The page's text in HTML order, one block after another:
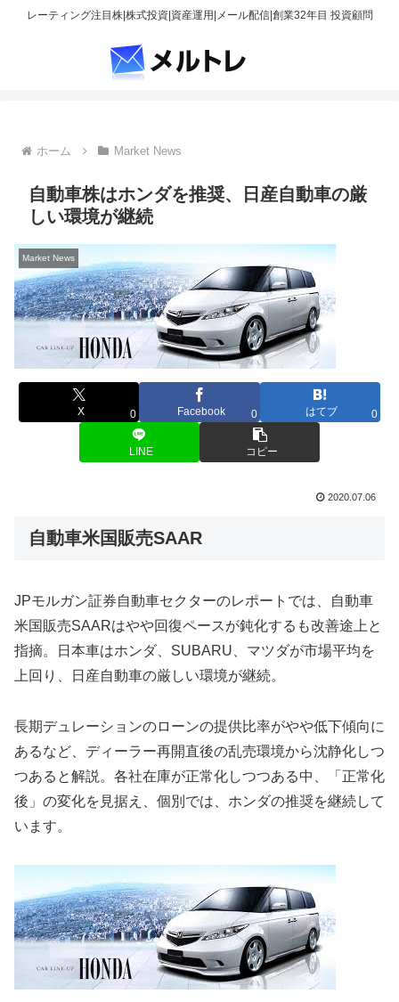
レーティング注目株|株式投資|資産運用|メール配信|創業32年目 投資顧問
ホーム Market News
自動車株はホンダを推奨、日産自動車の厳
しい環境が継続
Market News
X 0 Facebook 0 はてブ 0
LINE コピー
2020.07.06
自動車米国販売SAAR
JPモルガン証券自動車セクターのレポートでは、自動車
米国販売SAARはやや回復ペースが鈍化するも改善途上と
指摘。日本車はホンダ、SUBARU、マツダが市場平均を
上回り、日産自動車の厳しい環境が継続。
長期デュレーションのローンの提供比率がやや低下傾向に
あるなど、ディーラー再開直後の乱売環境から沈静化しつ
つあると解説。各社在庫が正常化しつつある中、「正常化
後」の変化を見据え、個別では、ホンダの推奨を継続して
います。